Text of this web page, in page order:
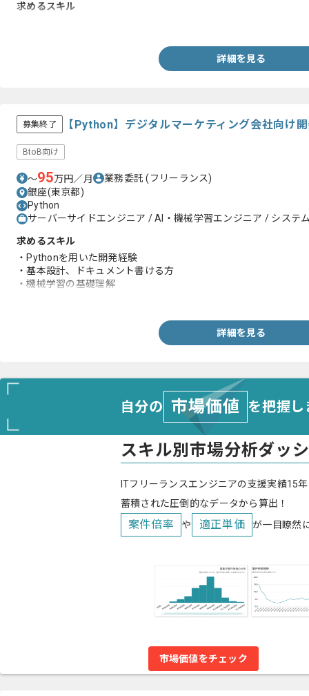
求めるスキル
詳細を見る
募集終了 【Python】デジタルマーケティング会社向け
BtoB向け
〜95万円／月 業務委託(フリーランス)
銀座(東京都)
Python
サーバーサイドエンジニア / AI・機械学習エンジニア / システ
求めるスキル
・Pythonを用いた開発経験
・基本設計、ドキュメント書ける方
・機械学習の基礎理解
詳細を見る
自分の 市場価値 を把握
スキル別市場分析ダッ
ITフリーランスエンジニアの支援実績15
蓄積された圧倒的なデータから算出！
案件倍率 や 適正単価 が一目瞭然
市場価値をチェック